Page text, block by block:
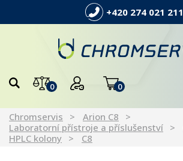
+420 274 021 211
0 0
Chromservis
Arion C8
Laboratorní přístroje a příslušenství
HPLC kolony
C8